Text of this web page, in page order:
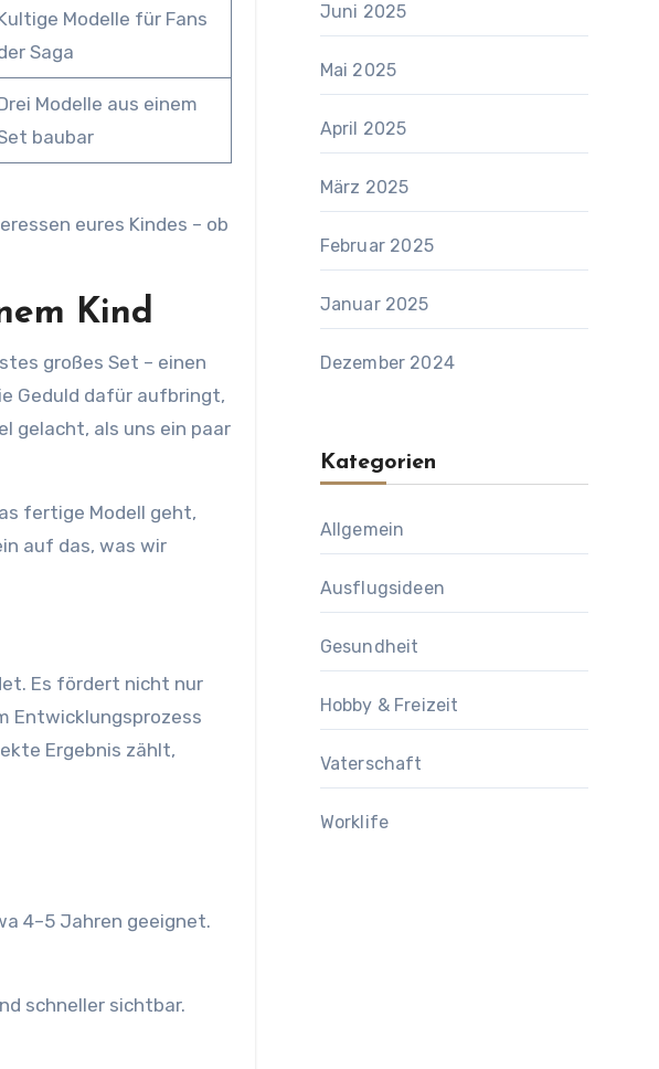
Modelle für Fans
Saga
Modelle aus einem
baubar
eures Kindes – ob
Kind
großes Set – einen
Geduld dafür aufbringt,
gelacht, als uns ein paar
fertige Modell geht,
auf das, was wir
Es fördert nicht nur
Entwicklungsprozess
Ergebnis zählt,
4–5 Jahren geeignet.
schneller sichtbar.
Juni 2025
Mai 2025
April 2025
März 2025
Februar 2025
Januar 2025
Dezember 2024
Kategorien
Allgemein
Ausflugsideen
Gesundheit
Hobby & Freizeit
Vaterschaft
Worklife